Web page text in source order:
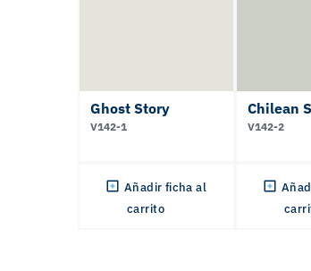
Ghost Story
V142-1
Añadir ficha al
carrito
Chilean
V142-2